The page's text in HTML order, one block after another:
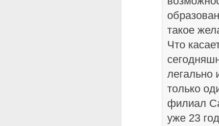
такое
Что
легально
только
филиал
уже 23